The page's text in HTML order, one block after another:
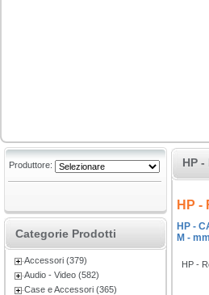
Produttore:
Categorie Prodotti
Accessori (379)
Audio - Video (582)
Case e Accessori (365)
HP
HP -
HP -
M -
HP -